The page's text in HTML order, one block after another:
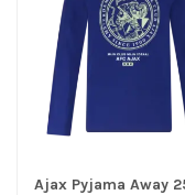
Ajax Pyjama Away